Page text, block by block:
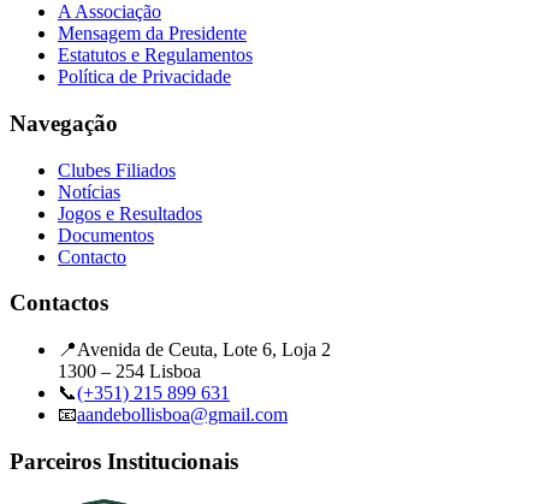
A Associação
Mensagem da Presidente
Estatutos e Regulamentos
Política de Privacidade
Navegação
Clubes Filiados
Notícias
Jogos e Resultados
Documentos
Contacto
Contactos
📍Avenida de Ceuta, Lote 6, Loja 2
1300 – 254 Lisboa
📞(+351) 215 899 631
📧aandebollisboa@gmail.com
Parceiros Institucionais